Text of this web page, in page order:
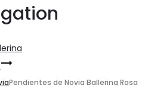
Pendientes de Novia Ballerina Rosa